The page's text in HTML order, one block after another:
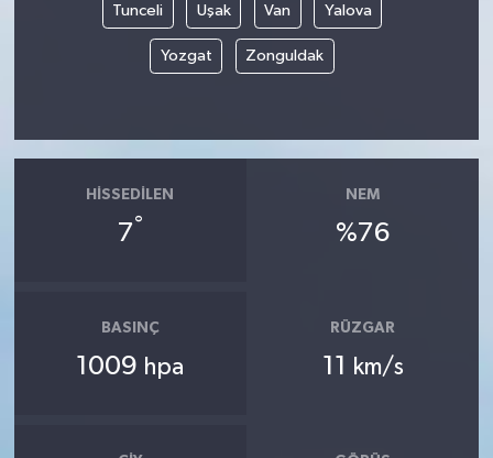
Tunceli Uşak Van Yalova
Yozgat Zonguldak
HISSEDILEN
7°
NEM
%76
BASINÇ
1009 hpa
RÜZGAR
11 km/s